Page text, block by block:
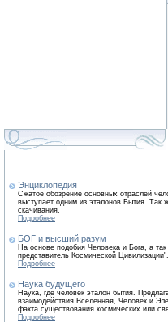
Энциклопедия
Сжатое обозрение основных отраслей
выступает одним из эталонов Бытия. Так
скачивания.
Подробнее
БОГ и высший разум
На основе подобия Человека и Бога, а
представитель Космической
Подробнее
Наука будущего
Наука, где человек эталон бытия.
взаимодействия Вселенная, Человек и
факта существования космических или
Подробнее